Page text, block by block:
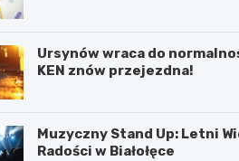
Ursynów wraca do
KEN znów przejezdna!
Muzyczny Stand Up: Letni
Radości w Białołęce